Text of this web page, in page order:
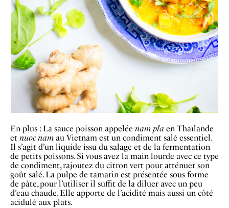
En plus : La sauce poisson appelée nam pla en Thaïlande
et nuoc nam au Vietnam est un condiment salé essentiel.
Il s’agit d’un liquide issu du salage et de la fermentation
de petits poissons. Si vous avez la main lourde avec ce type
de condiment, rajoutez du citron vert pour atténuer son
goût salé. La pulpe de tamarin est présentée sous forme
de pâte, pour l’utiliser il suffit de la diluer avec un peu
d’eau chaude. Elle apporte de l’acidité mais aussi un côté
acidulé aux plats.